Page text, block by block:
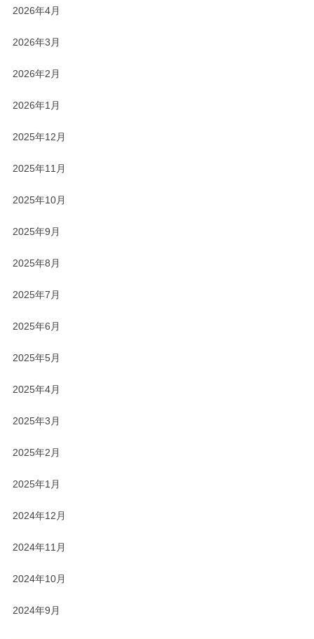
2026年4月
2026年3月
2026年2月
2026年1月
2025年12月
2025年11月
2025年10月
2025年9月
2025年8月
2025年7月
2025年6月
2025年5月
2025年4月
2025年3月
2025年2月
2025年1月
2024年12月
2024年11月
2024年10月
2024年9月